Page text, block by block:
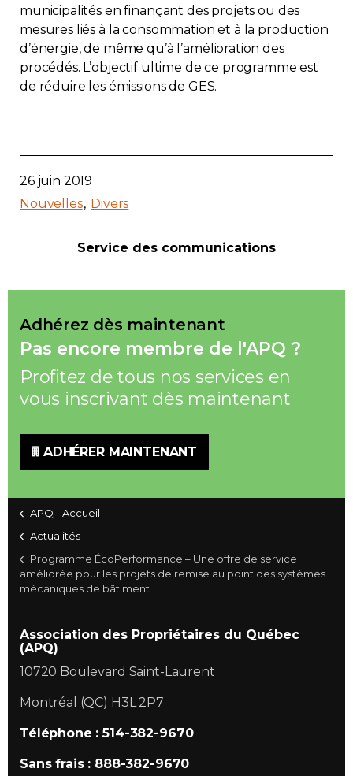
municipalités en finançant des projets ou des
mesures liés à la consommation et à la production
d’énergie, de même qu’à l’amélioration des
procédés. L’objectif ultime de ce programme est
de réduire les émissions de GES.
26 juin 2019
Nouvelles Divers
Service des communications
Adhérez dès maintenant
Pas encore membre de l'APQ ?
Profitez de tous nos services en
vous inscrivant dès maintenant
ADHÉRER MAINTENANT
APQ - Accueil
Actualités
Programme ÉcoPerformance – Une offre de service
améliorée pour les projets de remise au point des systèmes
mécaniques de bâtiment
Association des Propriétaires du Québec
(APQ)
10720 Boulevard Saint-Laurent
Montréal (QC) H3L 2P7
Téléphone : 514-382-9670
Sans frais : 888-382-9670